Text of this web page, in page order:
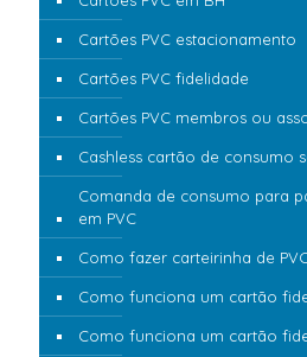
Cartões PVC estacionamento
Cartões PVC fidelidade
Cartões PVC membros ou
Cashless cartão de consumo
Comanda de consumo para
em PVC
Como fazer carteirinha de
Como funciona um cartão
Como funciona um cartão